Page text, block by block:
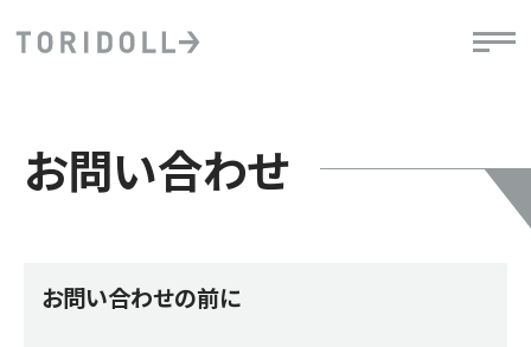
お問い合わせ
お問い合わせの前に